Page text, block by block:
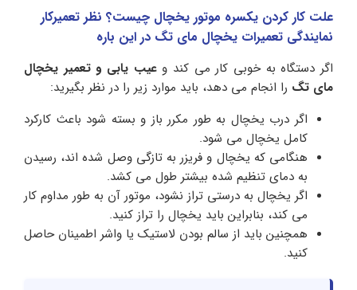
علت کار کردن یکسره موتور یخچال چیست؟ نظر تعمیرکار
نمایندگی تعمیرات یخچال مای تگ در این باره
اگر دستگاه به خوبی کار می کند وعیب یابی و تعمیر یخچال
مای تگ را انجام می دهد، باید موارد زیر را در نظر بگیرید:
اگر درب یخچال به طور مکرر باز و بسته شود باعث کارکرد
کامل یخچال می شود.
هنگامی که یخچال و فریزر به تازگی وصل شده اند، رسیدن
به دمای تنظیم شده بیشتر طول می کشد.
اگر یخچال به درستی تراز نشود، موتور آن به طور مداوم کار
می کند، بنابراین باید یخچال را تراز کنید.
همچنین باید از سالم بودن لاستیک یا واشر اطمینان حاصل
کنید.